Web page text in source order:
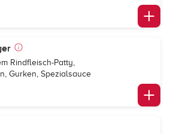
Rindfleisch-Patty,
Gurken, Spezialsauce